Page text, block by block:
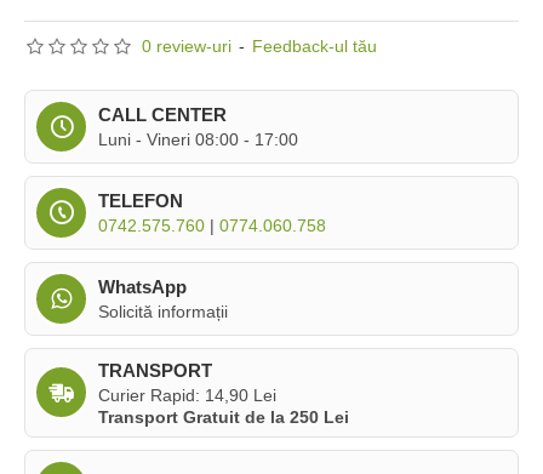
0 review-uri - Feedback-ul tău
CALL CENTER
Luni - Vineri 08:00 - 17:00
TELEFON
0742.575.760 | 0774.060.758
WhatsApp
Solicită informații
TRANSPORT
Curier Rapid: 14,90 Lei
Transport Gratuit de la 250 Lei